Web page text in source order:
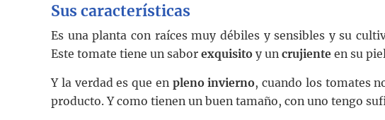
Sus características
Es una planta con raíces muy débiles y sensibles y su
Este tomate tiene un sabor exquisito y un crujiente en su
Y la verdad es que en pleno invierno, cuando los tomates
producto. Y como tienen un buen tamaño, con uno tengo